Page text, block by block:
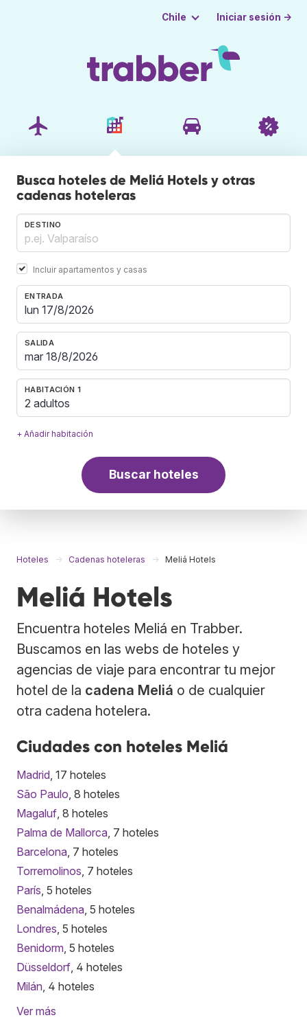
Chile Iniciar sesión →
Busca hoteles de Meliá Hotels y otras
cadenas hoteleras
DESTINO
Incluir apartamentos y casas
ENTRADA
SALIDA
HABITACIÓN 1
2 adultos
+ Añadir habitación
Buscar hoteles
Hoteles Cadenas hoteleras Meliá Hotels
Meliá Hotels
Encuentra hoteles Meliá en Trabber.
Buscamos en las webs de hoteles y
agencias de viaje para encontrar tu mejor
hotel de la cadena Meliá o de cualquier
otra cadena hotelera.
Ciudades con hoteles Meliá
Madrid , 17 hoteles
São Paulo , 8 hoteles
Magaluf , 8 hoteles
Palma de Mallorca , 7 hoteles
Barcelona , 7 hoteles
Torremolinos , 7 hoteles
París , 5 hoteles
Benalmádena , 5 hoteles
Londres , 5 hoteles
Benidorm , 5 hoteles
Düsseldorf , 4 hoteles
Milán , 4 hoteles
Ver más